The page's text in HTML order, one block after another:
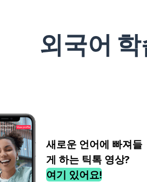
외국어
새로운 언어에 빠져들
게 하는 틱톡 영상?
여기 있어요!